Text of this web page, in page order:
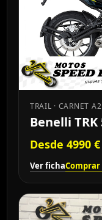
TRAIL · CARNET A2
Benelli TRK
Desde 4990 €
Ver ficha